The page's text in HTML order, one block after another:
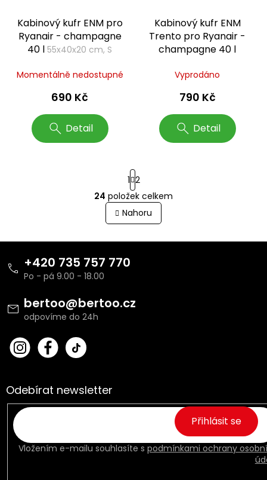
Kabinový kufr ENM pro
Ryanair - champagne
40 l 55x40x20 cm, S
Momentálně nedostupné
690 Kč
Detail
Kabinový kufr ENM
Trento pro Ryanair -
champagne 40 l
Vyprodáno
790 Kč
Detail
O
v
l
r
u
S
t
r
á
n
k
v
1 2
24 položek celkem
Nahoru
bertoo@bertoo.cz
+420 735 757 770
bert
oo_
Fac
ebo
Odebírat newsletter
Vložením e-mailu souhlasíte s podmínkami ochrany
Přihlásit se